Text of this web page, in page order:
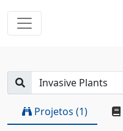
Projetos (1)